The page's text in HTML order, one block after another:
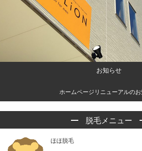
お知らせ
ホームページリニューアルの
脱毛メニュー
ほほ脱毛